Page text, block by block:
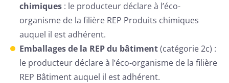
chimiques : le producteur déclare à l’éco-
organisme de la filière REP Produits chimiques
auquel il est adhérent.
Emballages de la REP du bâtiment(catégorie 2c) :
le producteur déclare à l’éco-organisme de la filière
REP Bâtiment auquel il est adhérent.